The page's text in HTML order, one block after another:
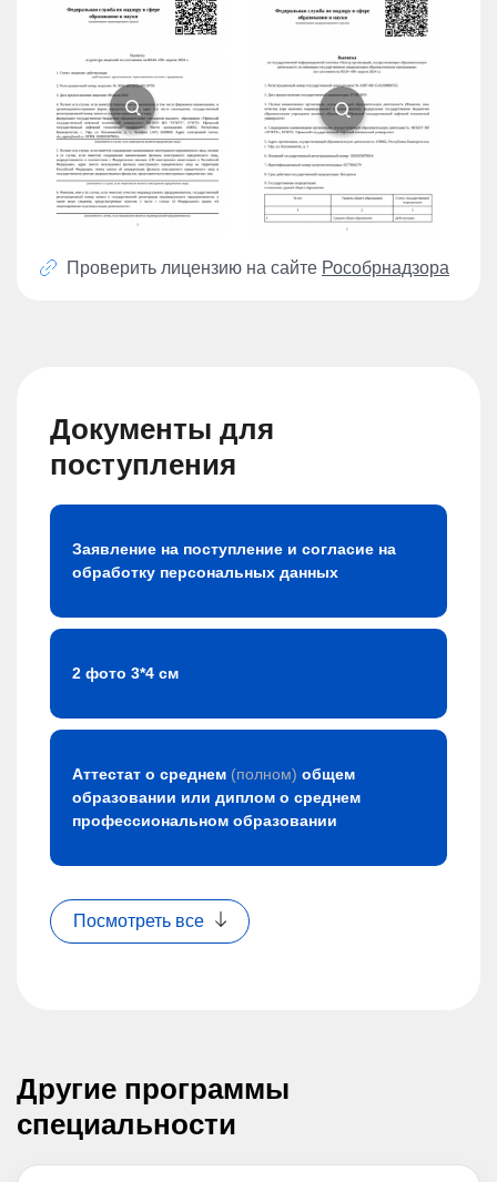
Проверить лицензию на сайте Рособрнадзора
Документы для
поступления
Заявление на поступление и согласие на
обработку персональных данных
2 фото 3*4 см
Аттестат о среднем (полном) общем
образовании или диплом о среднем
профессиональном образовании
Посмотреть все
Другие программы
специальности